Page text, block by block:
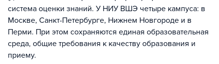
система оценки знаний. У НИУ ВШЭ четыре кампуса: в
Москве, Санкт-Петербурге, Нижнем Новгороде и в
Перми. При этом сохраняются единая образовательная
среда, общие требования к качеству образования и
приему.